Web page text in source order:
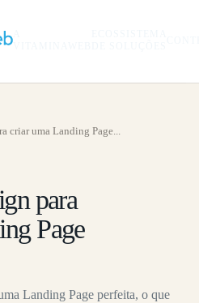
criar uma Landing Page...
para
Page
Landing Page perfeita, o que